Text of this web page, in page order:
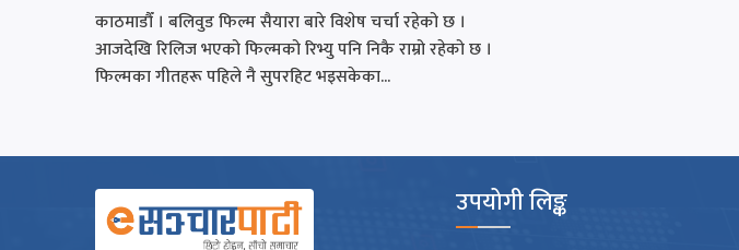
काठमाडौँ । बलिवुड फिल्म सैयारा बारे विशेष चर्चा रहेको छ ।
आजदेखि रिलिज भएको फिल्मको रिभ्यु पनि निकै राम्रो रहेको छ ।
फिल्मका गीतहरू पहिले नै सुपरहिट भइसकेका...
उपयोगी लिङ्क